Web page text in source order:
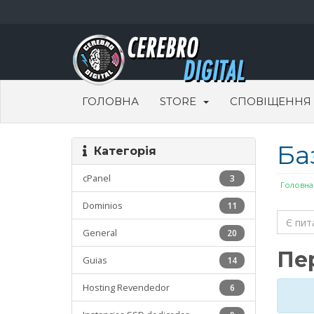
ГОЛОВНА STORE СПОВІЩЕННЯ
Головна
Категорія
3
cPanel
11
Dominios
20
General
14
Guias
6
Hosting Revendedor